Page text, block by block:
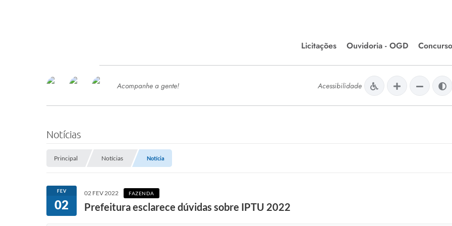
Licitações
Editais de Licitações
Chamamentos Públicos
Ouvidoria - OGD
SERVIÇOS
SEMED
Processo de Contratação -
Concursos e Processos Seletivos
Esporte
Meio Ambiente
Acompanhe a gente! Acessibilidade
Notícias
Principal Notícias Notícia
FEV
02
02 FEV 2022 FAZENDA
Prefeitura esclarece dúvidas sobre IPTU 2022